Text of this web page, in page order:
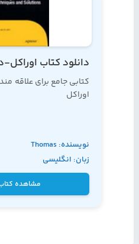
کتابی جامع برای علاقه
اوراکل
نویسنده: Thomas
Kyte
زبان: انگلیسی
مشاهده